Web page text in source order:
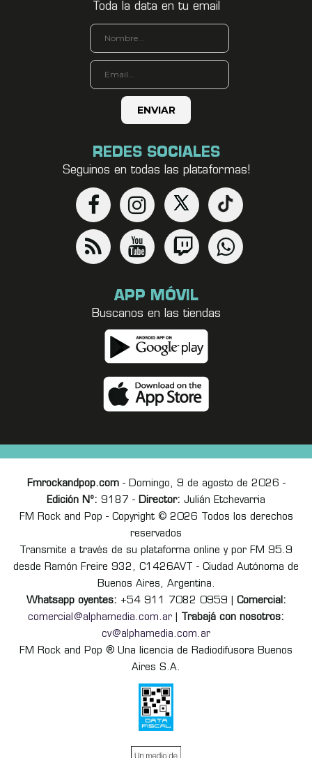
Toda la data en tu email
REDES SOCIALES
Seguinos en todas las plataformas!
APP MÓVIL
Buscanos en las tiendas
Fmrockandpop.com- Domingo, 9 de agosto de 2026 -
Edición Nº: 9187 - Director: Julián Etchevarria
FM Rock and Pop - Copyright © 2026 Todos los derechos
reservados
Transmite a través de su plataforma online y por FM 95.9
desde Ramón Freire 932, C1426AVT - Ciudad Autónoma de
Buenos Aires, Argentina.
Whatsapp oyentes: +54 911 7082 0959 | Comercial:
comercial@alphamedia.com.ar
Trabajá con nosotros:
cv@alphamedia.com.ar
FM Rock and Pop ® Una licencia de Radiodifusora Buenos
Aires S.A.